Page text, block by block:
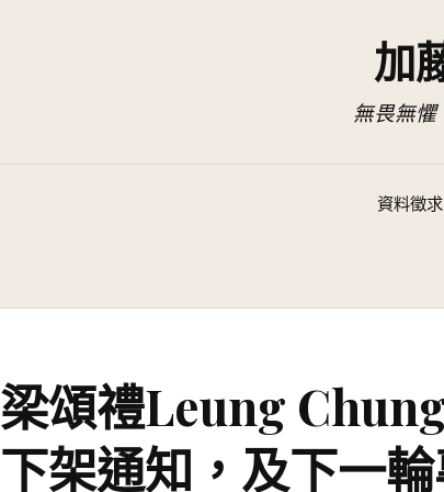
加
無畏無
資料徵求
梁頌禮Leung
下架通知，及下一